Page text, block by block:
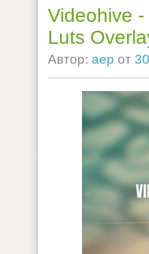
Videohive
Luts
Автор: aep от